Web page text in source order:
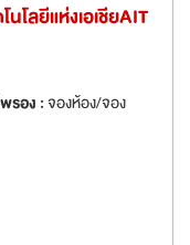
โลยีแห่งเอเชียAIT
รอง :จองห้อง/จอง